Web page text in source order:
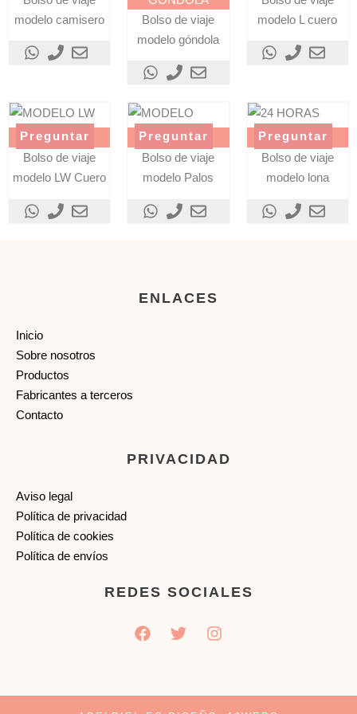
modelo camisero
Bolso de viaje
modelo góndola
modelo L cuero
Preguntar
LW - CUERO
Bolso de viaje
modelo LW Cuero
Preguntar
PALOS
Bolso de viaje
modelo Palos
Preguntar
LONA
Bolso de viaje
modelo lona
ENLACES
Inicio
Sobre nosotros
Productos
Fabricantes a terceros
Contacto
PRIVACIDAD
Aviso legal
Política de privacidad
Política de cookies
Política de envíos
REDES SOCIALES